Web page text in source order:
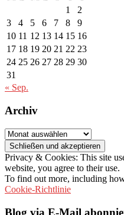
1
2
3
4 5 6 7 8
9
10 11 12 13 14 15 16
17 18 19 20 21 22 23
24 25 26 27 28 29 30
31
« Sep.
Archiv
Archiv
Privacy & Cookies: This site
website, you agree to their use.
To find out more, including
Cookie-Richtlinie
Blog via E-Mail